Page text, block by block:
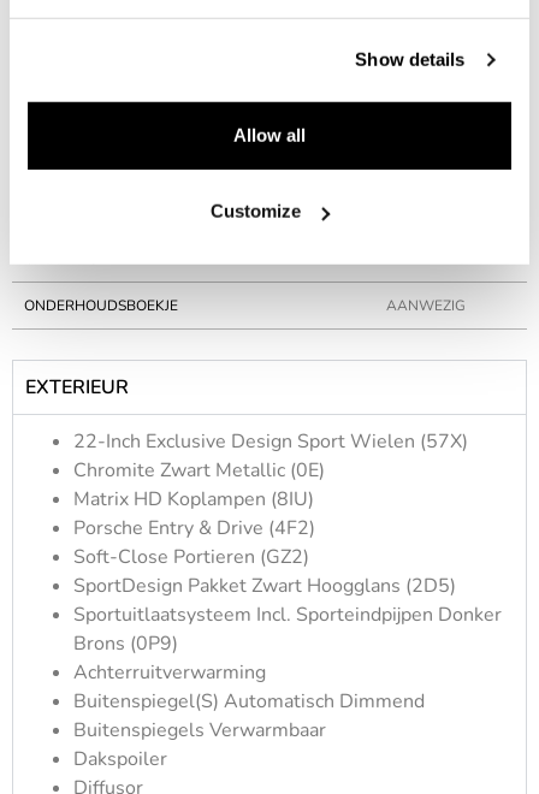
Show details
Allow all
Customize
TRANSMISSIE AUTOMATISCH
263 KM/H
FABRIEKSGARANTIE
ONDERHOUDSBOEKJE AANWEZIG
EXTERIEUR
22-Inch Exclusive Design Sport Wielen (57X)
Chromite Zwart Metallic (0E)
Matrix HD Koplampen (8IU)
Porsche Entry & Drive (4F2)
Soft-Close Portieren (GZ2)
SportDesign Pakket Zwart Hoogglans (2D5)
Sportuitlaatsysteem Incl. Sporteindpijpen Donker
Brons (0P9)
Achterruitverwarming
Buitenspiegel(s) Automatisch Dimmend
Buitenspiegels Verwarmbaar
Dakspoiler
Diffusor